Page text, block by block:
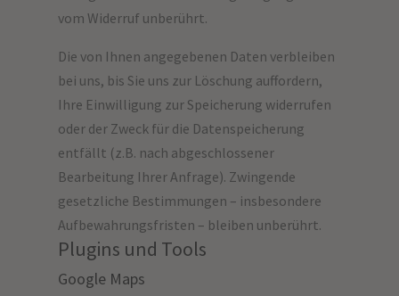
vom Widerruf unberührt.
Die von Ihnen angegebenen Daten verbleiben
bei uns, bis Sie uns zur Löschung auffordern,
Ihre Einwilligung zur Speicherung widerrufen
oder der Zweck für die Datenspeicherung
entfällt (z.B. nach abgeschlossener
Bearbeitung Ihrer Anfrage). Zwingende
gesetzliche Bestimmungen – insbesondere
Aufbewahrungsfristen – bleiben unberührt.
Plugins und Tools
Google Maps